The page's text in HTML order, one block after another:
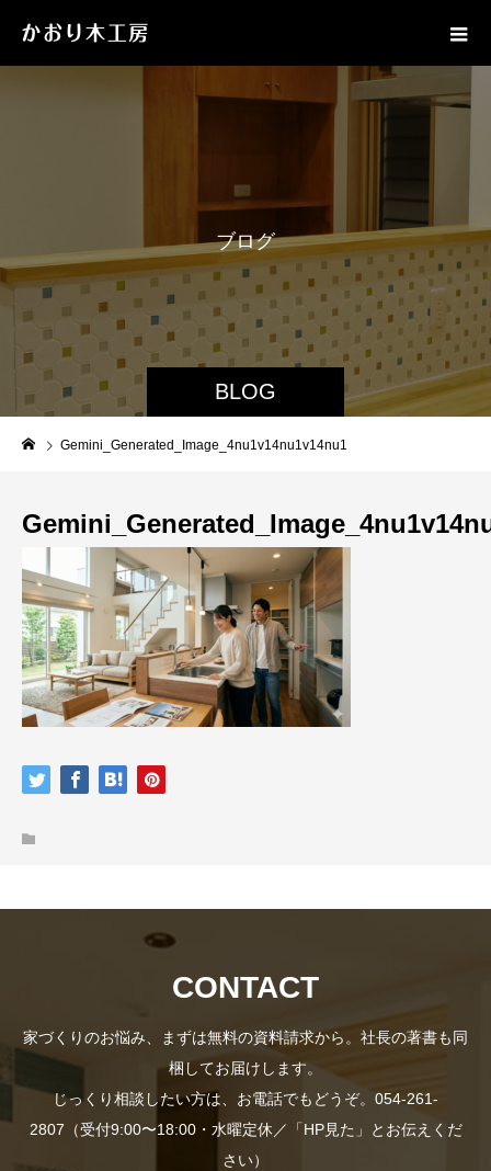
BLOG
ブログ
Gemini_Generated_Image_4nu1v14nu1v14nu1
CONTACT
家づくりのお悩み、まずは無料の資料請求から。社長の著書も同
梱してお届けします。
じっくり相談したい方は、お電話でもどうぞ。054-261-
2807（受付9:00〜18:00・水曜定休／「HP見た」とお伝えくだ
さい）